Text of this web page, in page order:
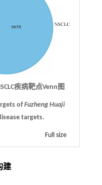
疾病靶点Venn图
ofFuzheng Huaji
targets.
Full size
建